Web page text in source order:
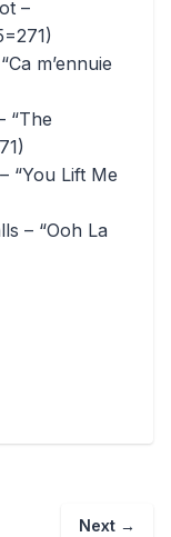
–
m’ennuie
“The
“You Lift Me
– “Ooh La
Next →